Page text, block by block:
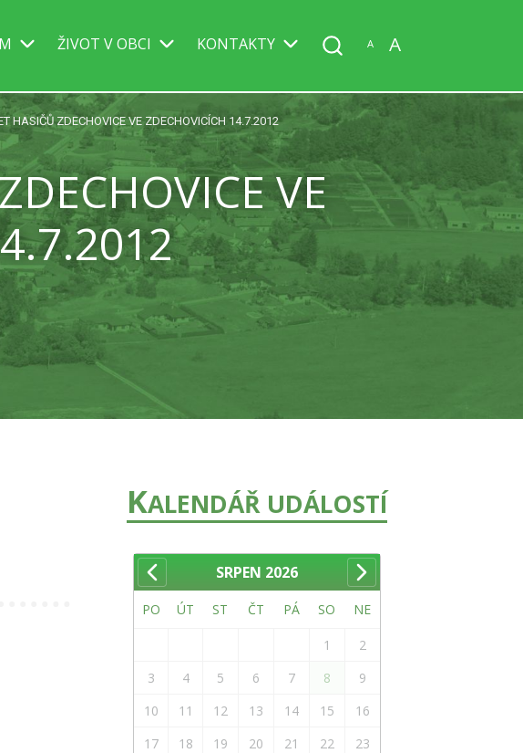
ŽIVOT V OBCI KONTAKTY A A
HASIČŮ ZDECHOVICE VE ZDECHOVICÍCH 14.7.2012
VE
KALENDÁŘ UDÁLOSTÍ
SRPEN 2026
PO ÚT ST ČT PÁ SO NE
1
2
3
4 5 6 7 8
9
10
11 12 13 14 15
16
17
18 19 20 21 22
23